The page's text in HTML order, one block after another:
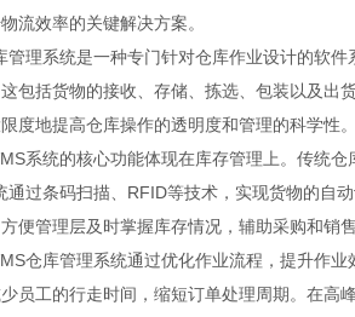
流效率的关键解决方案。
管理系统是一种专门针对仓库作业设计的软
包括货物的接收、存储、拣选、包装以及出
度地提高仓库操作的透明度和管理的科学性
系统的核心功能体现在库存管理上。传统
通过条码扫描、RFID等技术，实现货物的自
便管理层及时掌握库存情况，辅助采购和销
仓库管理系统通过优化作业流程，提升作
员工的行走时间，缩短订单处理周期。在高